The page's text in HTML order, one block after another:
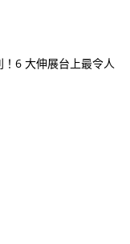
6 大伸展台上最令人